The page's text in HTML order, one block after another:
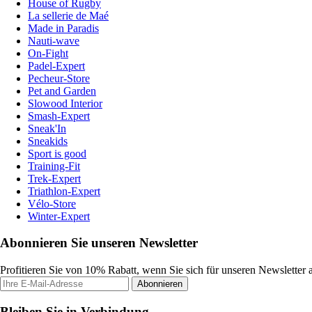
House of Rugby
La sellerie de Maé
Made in Paradis
Nauti-wave
On-Fight
Padel-Expert
Pecheur-Store
Pet and Garden
Slowood Interior
Smash-Expert
Sneak'In
Sneakids
Sport is good
Training-Fit
Trek-Expert
Triathlon-Expert
Vélo-Store
Winter-Expert
Abonnieren Sie unseren Newsletter
Profitieren Sie von 10% Rabatt, wenn Sie sich für unseren Newsletter
Abonnieren